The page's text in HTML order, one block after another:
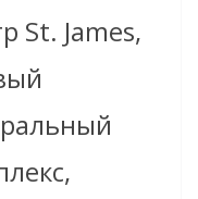
St. James,